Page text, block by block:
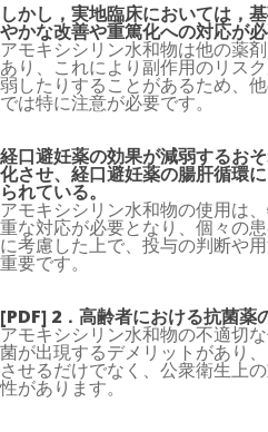
しかし，実地臨床においては，
やかな改善や重篤化への対応が
アモキシシリン水和物は他の薬
あり、これにより副作用のリス
弱したりすることがあるため、
では特に注意が必要です。
経口避妊薬の効果が減弱するお
化させ、経口避妊薬の腸肝循環
られている。
アモキシシリン水和物の使用は
重な対応が必要となり、個々の
に考慮した上で、投与の判断や
重要です。
[PDF] 2．高齢者における抗菌薬
アモキシシリン水和物の不適切
菌が出現するデメリットがあり
させるだけでなく、公衆衛生上
性があります。